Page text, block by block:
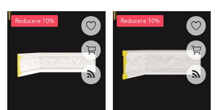
Reducere 10% Reducere 10%